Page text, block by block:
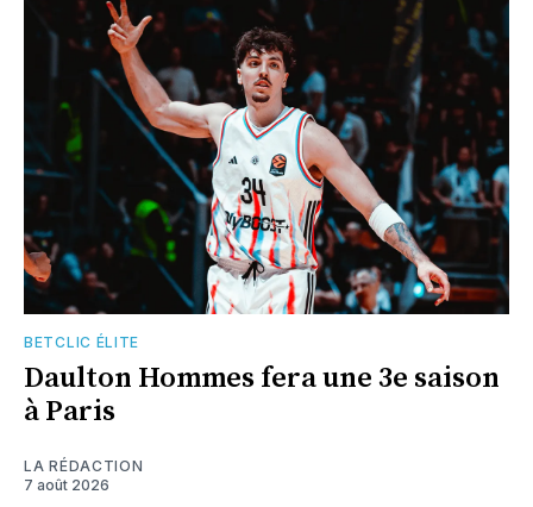
BETCLIC ÉLITE
Daulton Hommes fera une 3e saison
à Paris
LA RÉDACTION
7 août 2026